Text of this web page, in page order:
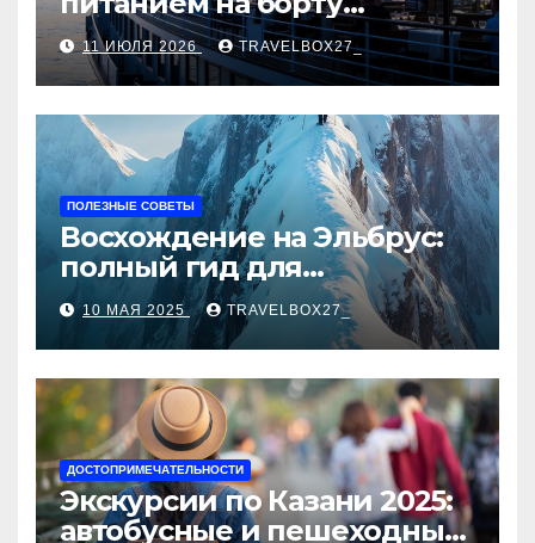
теплохода
11 ИЮЛЯ 2026 TRAVELBOX27_
ПОЛЕЗНЫЕ СОВЕТЫ
Восхождение на Эльбрус:
полный гид для
покорителя высочайшей
вершины Европы
10 МАЯ 2025 TRAVELBOX27_
ДОСТОПРИМЕЧАТЕЛЬНОСТИ
Экскурсии по Казани 2025:
автобусные и пешеходные